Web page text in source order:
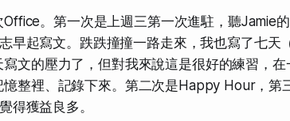
。第一次是上週三第一次進駐，聽Jamie
早起寫文。跌跌撞撞一路走來，我也寫了七天
文的壓力了，但對我來說這是很好的練習，
整裡、記錄下來。第二次是Happy Hour，第
得獲益良多。